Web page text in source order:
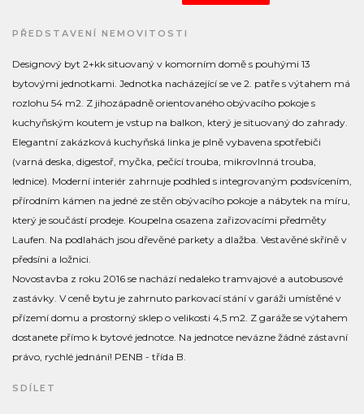
PŘEDSTAVENÍ NEMOVITOSTI
Designový byt 2+kk situovaný v komorním domě s pouhými 13
bytovými jednotkami. Jednotka nacházející se ve 2. patře s výtahem má
rozlohu 54 m2. Z jihozápadně orientovaného obývacího pokoje s
kuchyňským koutem je vstup na balkon, který je situovaný do zahrady.
Elegantní zakázková kuchyňská linka je plně vybavena spotřebiči
(varná deska, digestoř, myčka, pečící trouba, mikrovlnná trouba,
lednice). Moderní interiér zahrnuje podhled s integrovaným podsvícením,
přírodním kámen na jedné ze stěn obývacího pokoje a nábytek na míru,
který je součástí prodeje. Koupelna osazena zařizovacími předměty
Laufen. Na podlahách jsou dřevěné parkety a dlažba. Vestavěné skříně v
předsíni a ložnici.
Novostavba z roku 2016 se nachází nedaleko tramvajové a autobusové
zastávky. V ceně bytu je zahrnuto parkovací stání v garáži umístěné v
přízemí domu a prostorný sklep o velikosti 4,5 m2. Z garáže se výtahem
dostanete přímo k bytové jednotce. Na jednotce nevázne žádné zástavní
právo, rychlé jednání! PENB - třída B.
SDÍLET